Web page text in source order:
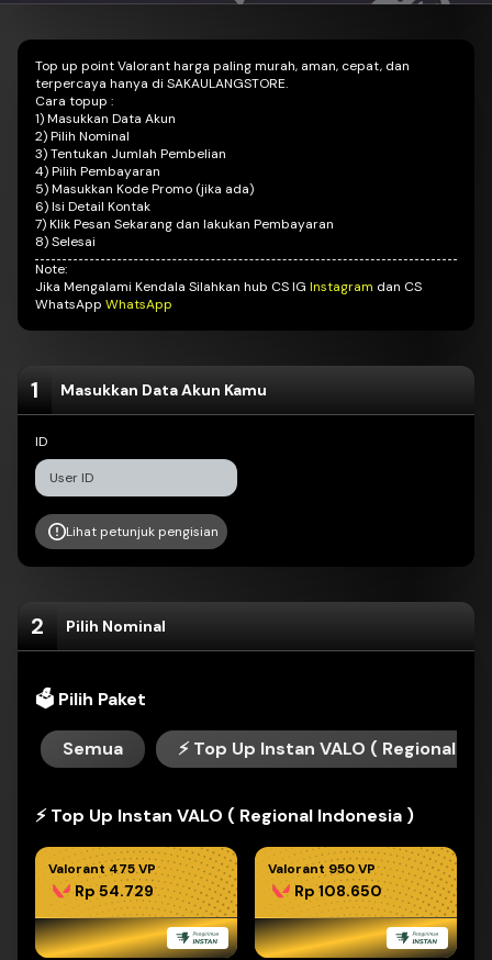
Top up point Valorant harga paling murah, aman, cepat, dan
terpercaya hanya di SAKAULANGSTORE.
Cara topup :
1)Masukkan Data Akun
2) Pilih Nominal
3) Tentukan Jumlah Pembelian
4) Pilih Pembayaran
5) Masukkan Kode Promo (jika ada)
6) Isi Detail Kontak
7) Klik Pesan Sekarang dan lakukan Pembayaran
8) Selesai
Note:
Jika Mengalami Kendala Silahkan hub CS IG Instagram dan CS
WhatsApp WhatsApp
1 Masukkan Data Akun Kamu
ID
Lihat petunjuk pengisian
2 Pilih Nominal
🗳 Pilih Paket
Semua ⚡️ Top Up Instan VALO ( Regional
⚡️ Top Up Instan VALO ( Regional Indonesia )
Valorant 475 VP
Rp 54.729
Valorant 950 VP
Rp 108.650